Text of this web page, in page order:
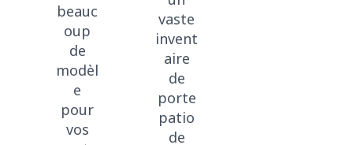
beauc
oup
de
modèl
e
pour
vos
vaste
invent
aire
de
porte
patio
de